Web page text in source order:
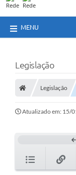
MENU
Legislação
Legislação
Atualizado em: 15/